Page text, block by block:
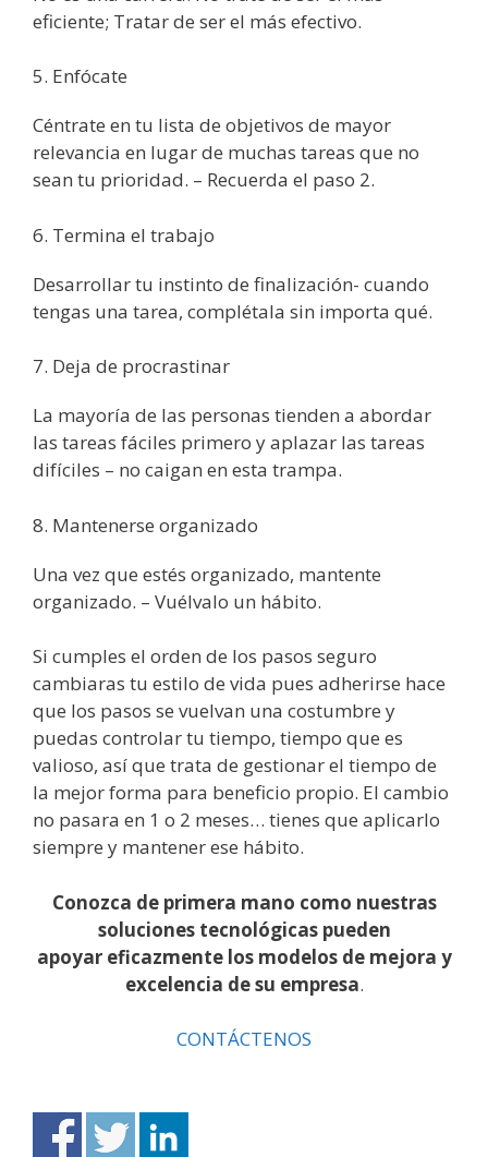
eficiente; Tratar de ser el más efectivo.
5. Enfócate
Céntrate en tu lista de objetivos de mayor
relevancia en lugar de muchas tareas que no
sean tu prioridad. – Recuerda el paso 2.
6. Termina el trabajo
Desarrollar tu instinto de finalización- cuando
tengas una tarea, complétala sin importa qué.
7. Deja de procrastinar
La mayoría de las personas tienden a abordar
las tareas fáciles primero y aplazar las tareas
difíciles – no caigan en esta trampa.
8. Mantenerse organizado
Una vez que estés organizado, mantente
organizado. – Vuélvalo un hábito.
Si cumples el orden de los pasos seguro
cambiaras tu estilo de vida pues adherirse hace
que los pasos se vuelvan una costumbre y
puedas controlar tu tiempo, tiempo que es
valioso, así que trata de gestionar el tiempo de
la mejor forma para beneficio propio. El cambio
no pasara en 1 o 2 meses… tienes que aplicarlo
siempre y mantener ese hábito.
Conozca de primera mano como nuestras
soluciones tecnológicas pueden
apoyar eficazmente los modelos de mejora y
excelencia de su empresa.
CONTÁCTENOS